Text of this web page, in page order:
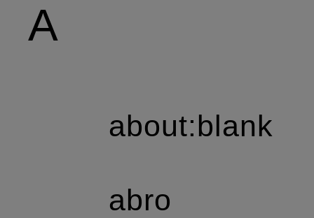
A
about:blank
abro